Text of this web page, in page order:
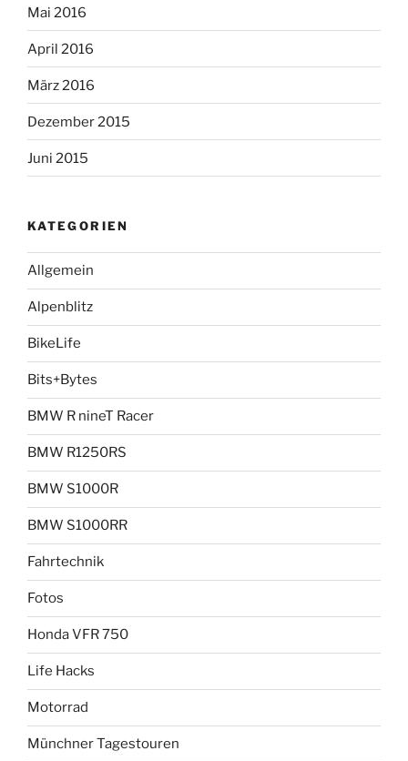
Mai 2016
April 2016
März 2016
Dezember 2015
Juni 2015
KATEGORIEN
Allgemein
Alpenblitz
BikeLife
Bits+Bytes
BMW R nineT Racer
BMW R1250RS
BMW S1000R
BMW S1000RR
Fahrtechnik
Fotos
Honda VFR 750
Life Hacks
Motorrad
Münchner Tagestouren